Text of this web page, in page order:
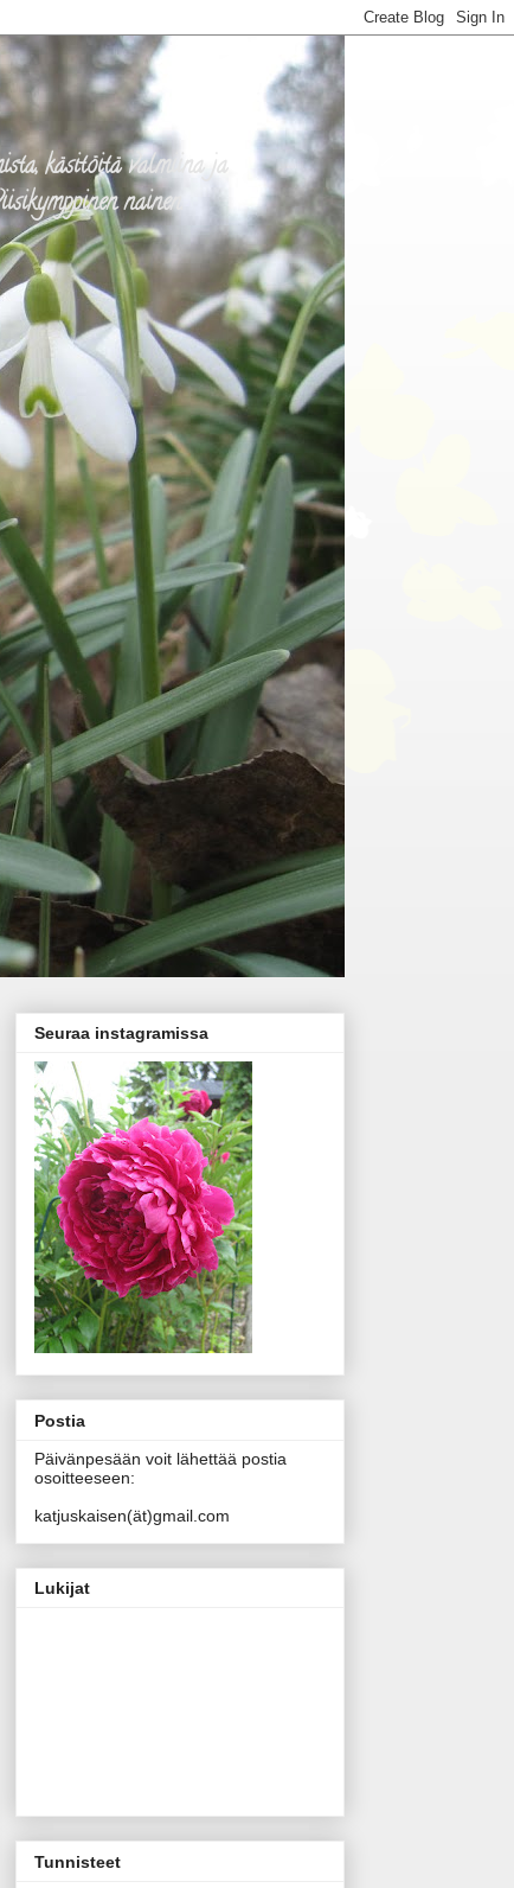
käsitöitä valmiina ja
nainen.
Seuraa instagramissa
Postia
Päivänpesään voit lähettää postia
osoitteeseen:
katjuskaisen(ät)gmail.com
Lukijat
Tunnisteet